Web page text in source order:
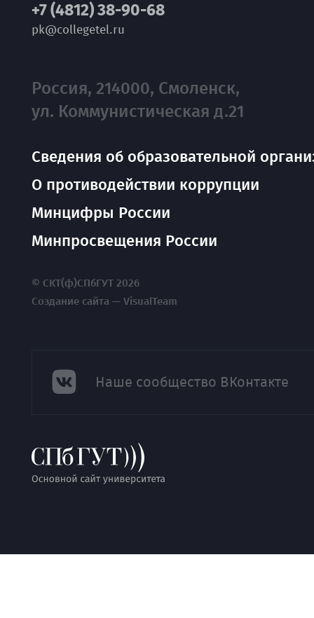
+7 (4812) 38-90-68
pk@collegetel.ru
Россия, 214000, Смоленск,
ул. Коммунистическая д.21
Сведения об образовательной
О противодействии коррупции
Минцифры России
Минпросвещения России
© СКТ(ф)СПбГУТ 2026
Создание сайта — VisualTeam
Наше сообщество ВКонтакте